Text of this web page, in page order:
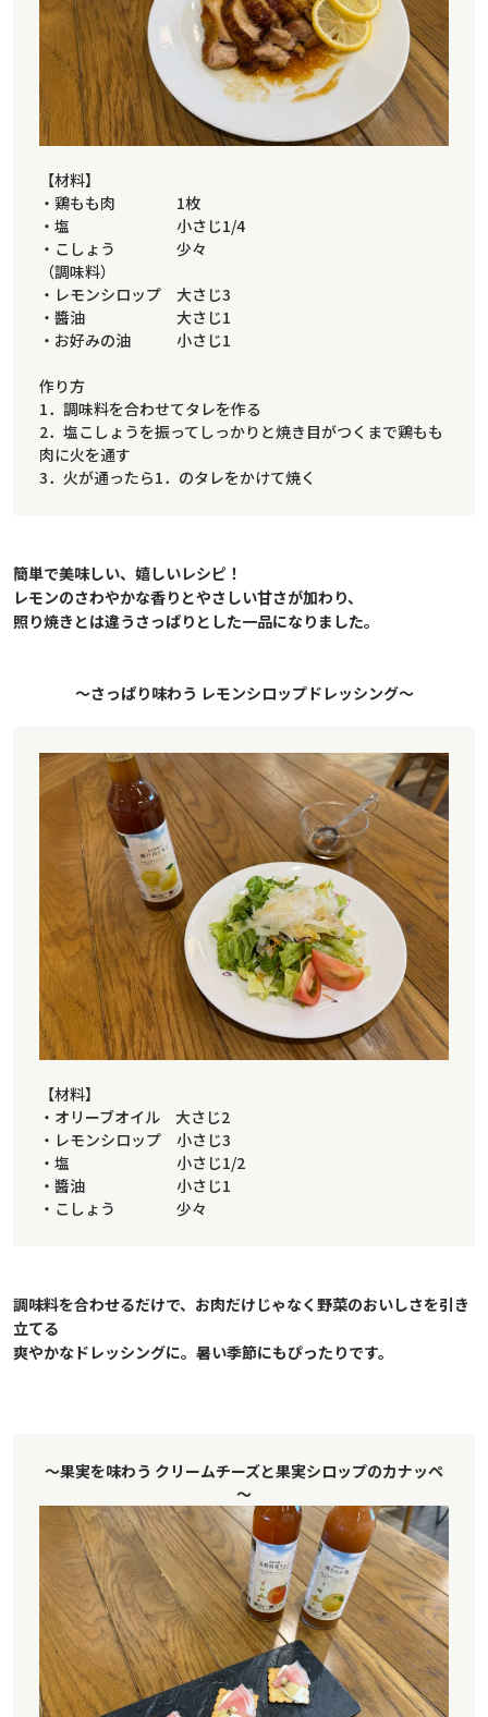
【材料】
・鶏もも肉 1枚
・塩 小さじ1/4
・こしょう 少々
（調味料）
・レモンシロップ 大さじ3
・醬油 大さじ1
・お好みの油 小さじ1
作り方
1．調味料を合わせてタレを作る
2．塩こしょうを振ってしっかりと焼き目がつくまで鶏もも
肉に火を通す
3．火が通ったら1．のタレをかけて焼く
簡単で美味しい、嬉しいレシピ！
レモンのさわやかな香りとやさしい甘さが加わり、
照り焼きとは違うさっぱりとした一品になりました。
～さっぱり味わう レモンシロップドレッシング～
【材料】
・オリーブオイル 大さじ2
・レモンシロップ 小さじ3
・塩 小さじ1/2
・醬油 小さじ1
・こしょう 少々
調味料を合わせるだけで、お肉だけじゃなく野菜のおいしさを引き
立てる
爽やかなドレッシングに。暑い季節にもぴったりです。
～果実を味わう クリームチーズと果実シロップのカナッペ
～